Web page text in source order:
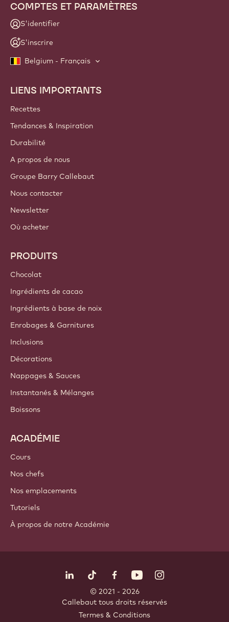
COMPTES ET PARAMÈTRES
S'identifier
S'inscrire
Belgium - Français
Footer
Callebaut
LIENS IMPORTANTS
Recettes
Tendances & Inspiration
Durabilité
A propos de nous
Groupe Barry Callebaut
Nous contacter
Newsletter
Où acheter
PRODUITS
Chocolat
Ingrédients de cacao
Ingrédients à base de noix
Enrobages & Garnitures
Inclusions
Décorations
Nappages & Sauces
Instantanés & Mélanges
Boissons
ACADÉMIE
Cours
Nos chefs
Nos emplacements
Tutoriels
À propos de notre Académie
LinkedIn Opens in a new window.
TikTok Opens in a new window.
Facebook Opens in a new
YouTubeInstagram
© 2021 - 2026
Callebaut tous droits réservés
Termes & Conditions